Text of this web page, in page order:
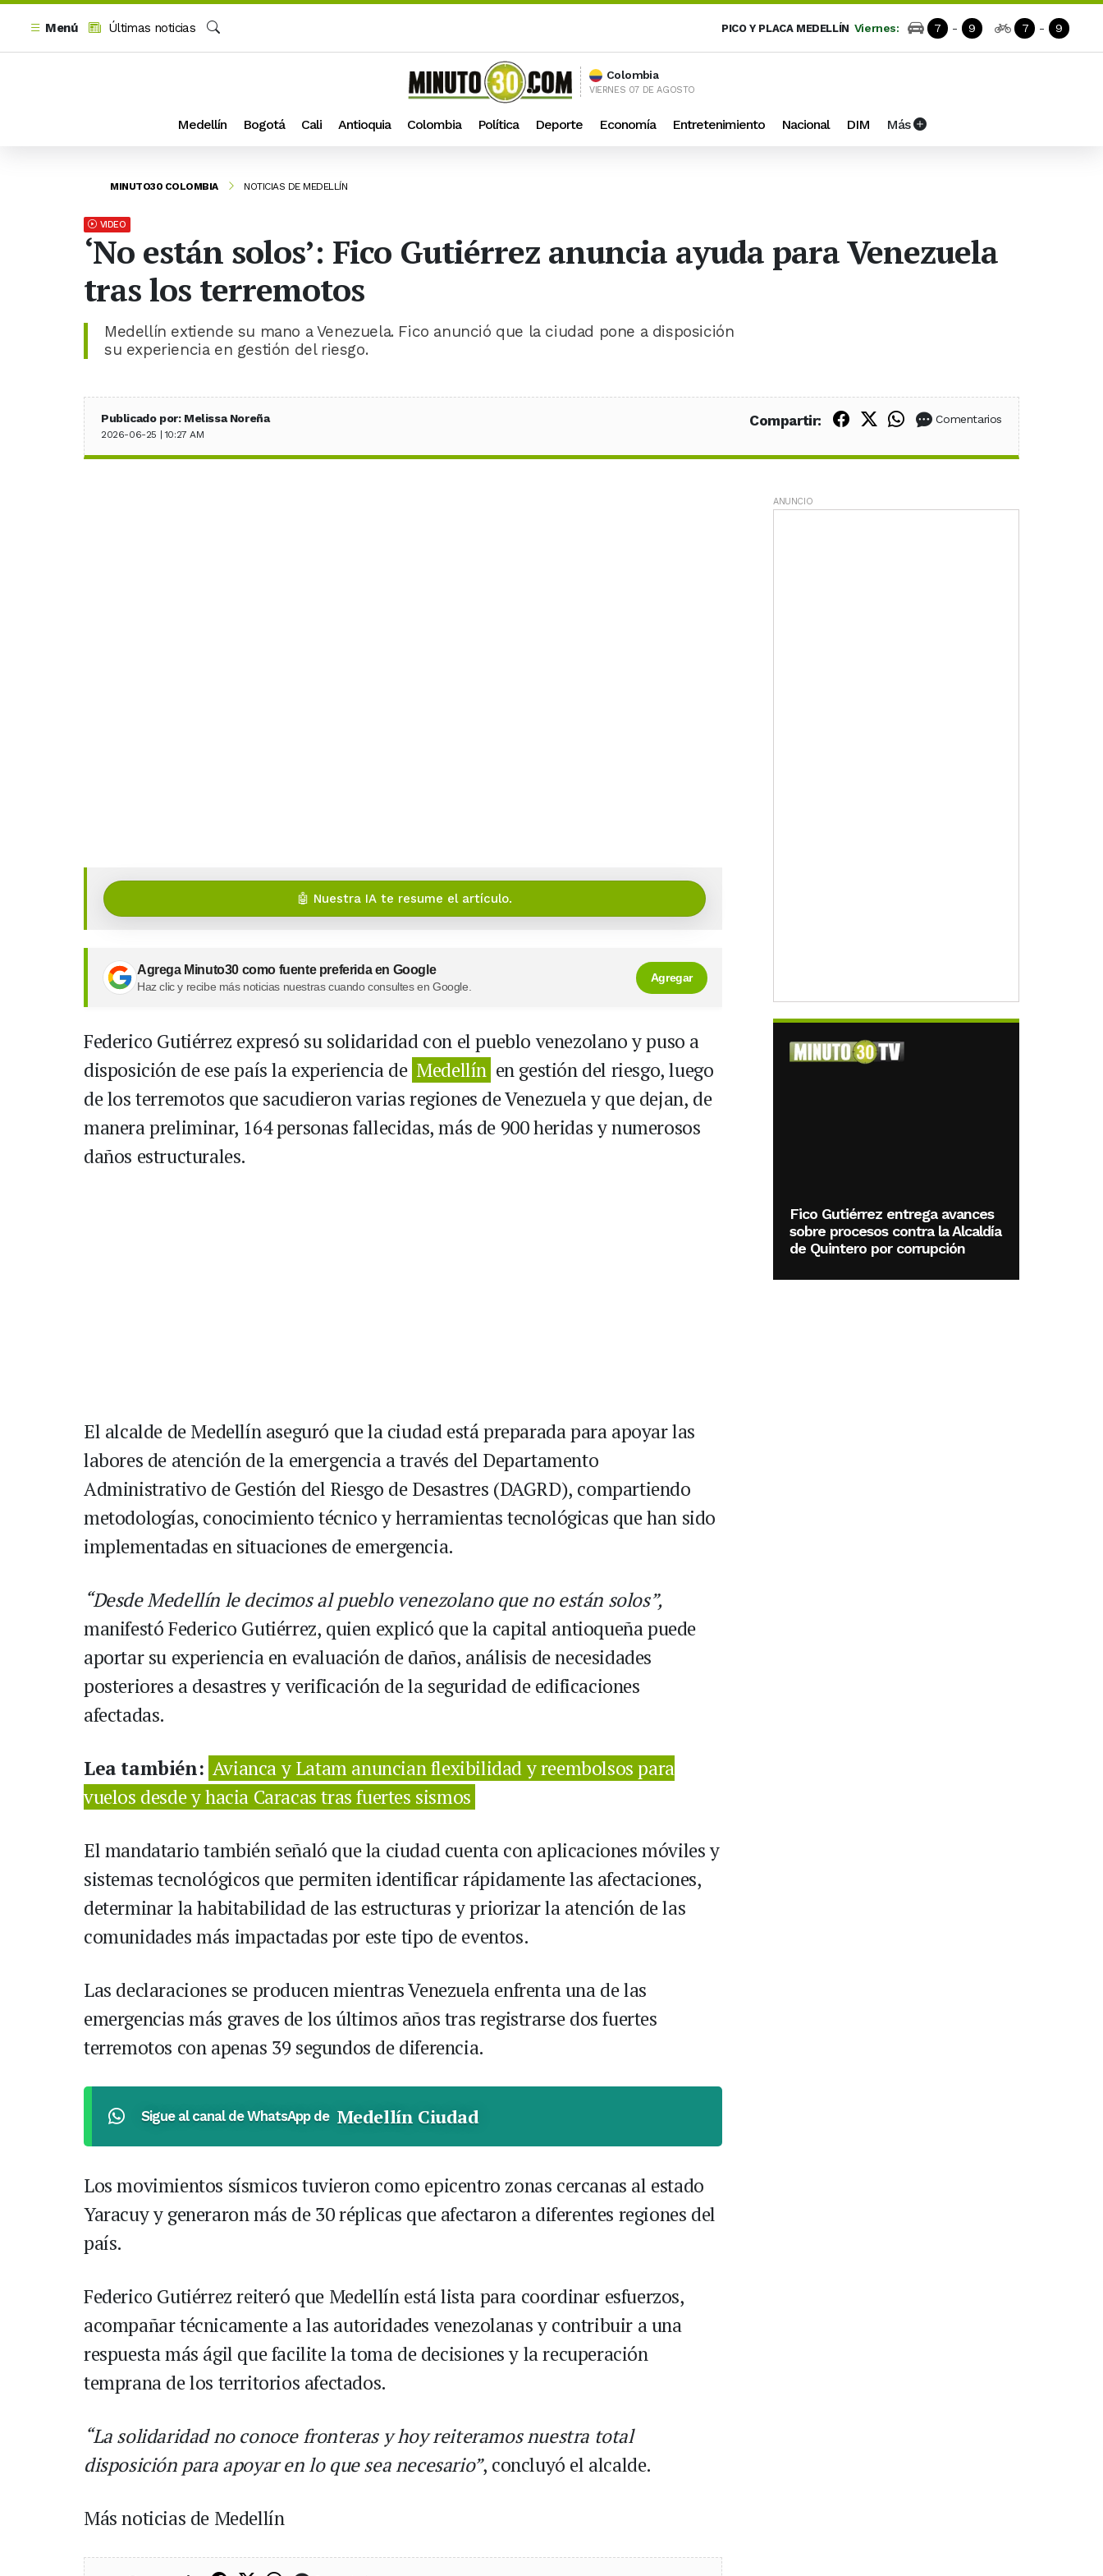
Menú
Últimas noticias
PICO Y PLACA MEDELLÍN Viernes: 7 - 9 7 - 9
Colombia
VIERNES 07 DE AGOSTO
Medellín Bogotá Cali Antioquia Colombia Política Deporte Economía Entretenimiento Nacional DIM Más
MINUTO30 COLOMBIA NOTICIAS DE MEDELLÍN
VIDEO
‘No están solos’: Fico Gutiérrez anuncia ayuda para Venezuela
tras los terremotos
Medellín extiende su mano a Venezuela. Fico anunció que la ciudad pone a disposición
su experiencia en gestión del riesgo.
Publicado por: Melissa Noreña
2026-06-25 | 10:27 AM
Compartir: Compartir en Facebook
Compartir en X (Twitter)
Compartir en WhatsApp
Comentarios
🤖 Nuestra IA te resume el artículo.
Agrega Minuto30 como fuente preferida en Google
Haz clic y recibe más noticias nuestras cuando consultes en Google.
Agregar
Federico Gutiérrez expresó su solidaridad con el pueblo venezolano y puso a
disposición de ese país la experiencia de Medellín en gestión del riesgo, luego
de los terremotos que sacudieron varias regiones de Venezuela y que dejan, de
manera preliminar, 164 personas fallecidas, más de 900 heridas y numerosos
daños estructurales.
El alcalde de Medellín aseguró que la ciudad está preparada para apoyar las
labores de atención de la emergencia a través del Departamento
Administrativo de Gestión del Riesgo de Desastres (DAGRD), compartiendo
metodologías, conocimiento técnico y herramientas tecnológicas que han sido
implementadas en situaciones de emergencia.
“Desde Medellín le decimos al pueblo venezolano que no están solos”,
manifestó Federico Gutiérrez, quien explicó que la capital antioqueña puede
aportar su experiencia en evaluación de daños, análisis de necesidades
posteriores a desastres y verificación de la seguridad de edificaciones
afectadas.
Lea también: Avianca y Latam anuncian flexibilidad y reembolsos para
vuelos desde y hacia Caracas tras fuertes sismos
El mandatario también señaló que la ciudad cuenta con aplicaciones móviles y
sistemas tecnológicos que permiten identificar rápidamente las afectaciones,
determinar la habitabilidad de las estructuras y priorizar la atención de las
comunidades más impactadas por este tipo de eventos.
Las declaraciones se producen mientras Venezuela enfrenta una de las
emergencias más graves de los últimos años tras registrarse dos fuertes
terremotos con apenas 39 segundos de diferencia.
Sigue al canal de WhatsApp de Medellín Ciudad
Los movimientos sísmicos tuvieron como epicentro zonas cercanas al estado
Yaracuy y generaron más de 30 réplicas que afectaron a diferentes regiones del
país.
Federico Gutiérrez reiteró que Medellín está lista para coordinar esfuerzos,
acompañar técnicamente a las autoridades venezolanas y contribuir a una
respuesta más ágil que facilite la toma de decisiones y la recuperación
temprana de los territorios afectados.
“La solidaridad no conoce fronteras y hoy reiteramos nuestra total
disposición para apoyar en lo que sea necesario”, concluyó el alcalde.
Más noticias de Medellín
ANUNCIO
Fico Gutiérrez entrega avances
sobre procesos contra la Alcaldía
de Quintero por corrupción